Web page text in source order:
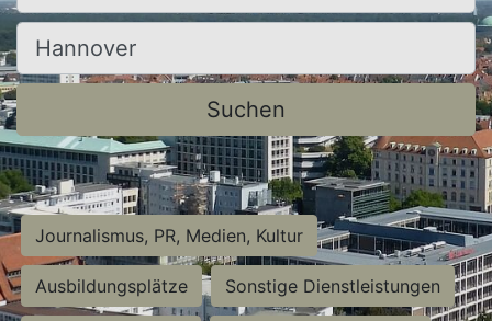
Ort, Stadt
Suchen
Journalismus, PR, Medien, Kultur
Ausbildungsplätze Sonstige Dienstleistungen